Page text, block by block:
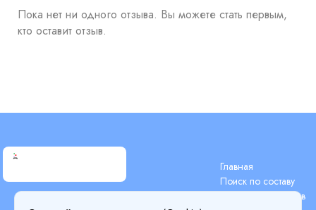
Пока нет ни одного отзыва. Вы можете стать первым,
кто оставит отзыв.
Главная
Поиск по составу
Поиск компонентов